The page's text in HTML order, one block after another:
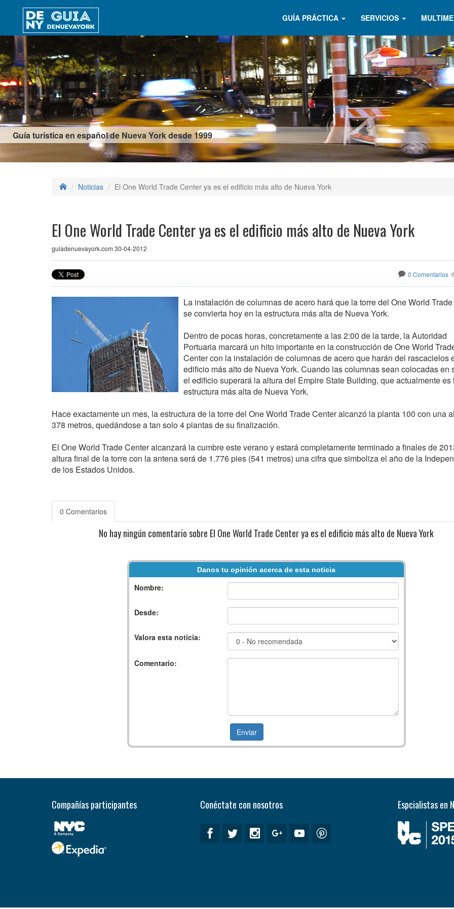
Guía turística en español de Nueva York desde 1999
GUÍA PRÁCTICA SERVICIOS
Noticias El One World Trade Center ya es el edificio más alto de Nueva York
El One World Trade Center ya es el edificio más alto de Nueva York
guiadenuevayork.com 30-04-2012
0 Comentarios
La instalación de columnas de acero hará que la torre del One World
se convierta hoy en la estructura más alta de Nueva York.
Dentro de pocas horas, concretamente a las 2:00 de la tarde, la Autoridad
Portuaria marcará un hito importante en la construcción de One World
Center con la instalación de columnas de acero que harán del rascacielos
edificio más alto de Nueva York. Cuando las columnas sean colocadas en
el edificio superará la altura del Empire State Building, que actualmente es
estructura más alta de Nueva York.
Hace exactamente un mes, la estructura de la torre del One World Trade Center alcanzó la planta 100 con una
378 metros, quedándose a tan solo 4 plantas de su finalización.
El One World Trade Center alcanzará la cumbre este verano y estará completamente terminado a finales de
altura final de la torre con la antena será de 1.776 pies (541 metros) una cifra que simboliza el año de la
de los Estados Unidos.
0 Comentarios
No hay ningún comentario sobre El One World Trade Center ya es el edificio más alto de Nueva York
Danos tu opinión acerca de esta noticia
Nombre:
Desde:
Valora esta noticia:
Comentario:
Compañías participantes Conéctate con nosotros Espcialistas en